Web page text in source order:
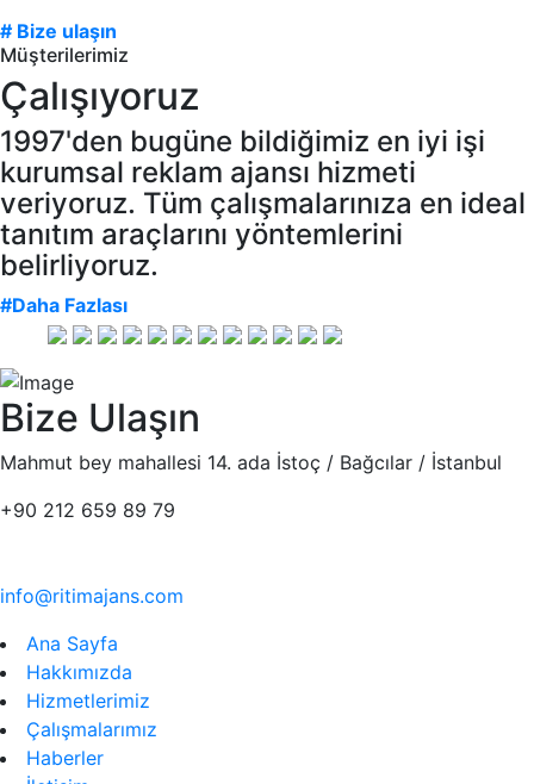
# Bize ulaşın
Müşterilerimiz
Çalışıyoruz
1997'den bugüne bildiğimiz en iyi işi
kurumsal reklam ajansı hizmeti
veriyoruz. Tüm çalışmalarınıza en ideal
tanıtım araçlarını yöntemlerini
belirliyoruz.
#Daha Fazlası
Bize Ulaşın
Mahmut bey mahallesi 14. ada İstoç / Bağcılar / İstanbul
+90 212 659 89 79
info@ritimajans.com
Ana Sayfa
Hakkımızda
Hizmetlerimiz
Çalışmalarımız
Haberler